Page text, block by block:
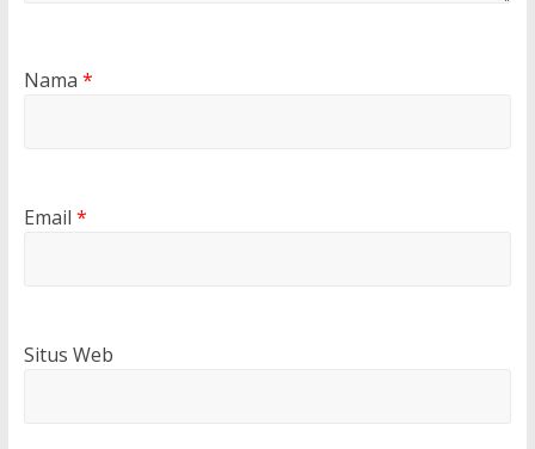
Nama *
Email *
Situs Web